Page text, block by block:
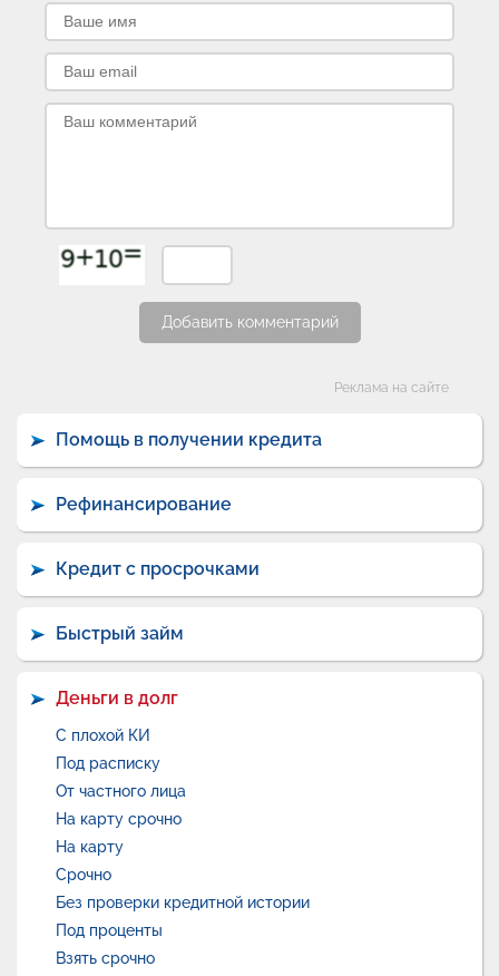
Добавить комментарий
Реклама на сайте
Помощь в получении кредита
Рефинансирование
Кредит с просрочками
Быстрый займ
Деньги в долг
С плохой КИ
Под расписку
От частного лица
На карту срочно
На карту
Срочно
Без проверки кредитной истории
Под проценты
Взять срочно